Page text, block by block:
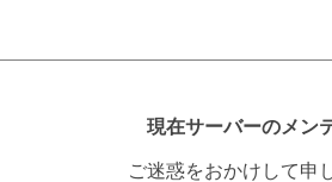
現在サーバーのメン
ご迷惑をおかけして申